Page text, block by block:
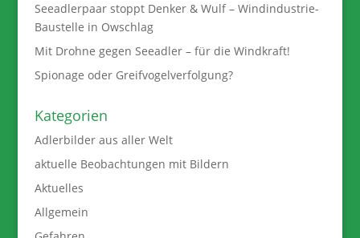
Seeadlerpaar stoppt Denker & Wulf – Windindustrie-
Baustelle in Owschlag
Mit Drohne gegen Seeadler – für die Windkraft!
Spionage oder Greifvogelverfolgung?
Kategorien
Adlerbilder aus aller Welt
aktuelle Beobachtungen mit Bildern
Aktuelles
Allgemein